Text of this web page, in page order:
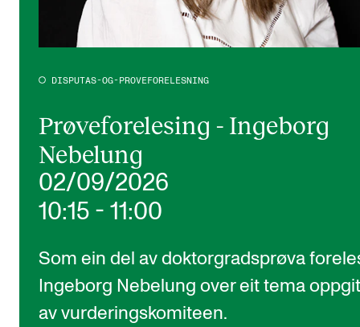
DISPUTAS-OG-PROVEFORELESNING
Prøveforelesing - Ingeborg
Nebelung
02/09/2026
10:15 - 11:00
Som ein del av doktorgradsprøva
Ingeborg Nebelung over eit tema
av vurderingskomiteen.